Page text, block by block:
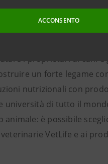
ACCONSENTO
qualità per cani e gatti
arrivata a fornire anche
i proprietari di cani
un forte legame
nutrizionali con
di tutto il
animale: è possibile
VetLife e ai